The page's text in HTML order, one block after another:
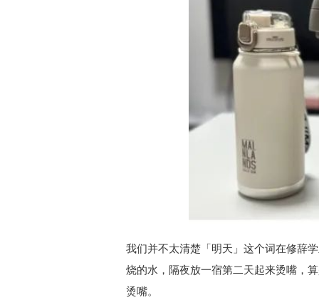
我们并不太清楚「明天」这个词在修辞
烧的水，隔夜放一宿第二天起来烫嘴，
烫嘴。